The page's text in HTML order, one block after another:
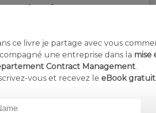
contract
Management
# formation
spécialisé
Management
vous et recevez leeBookgratuit